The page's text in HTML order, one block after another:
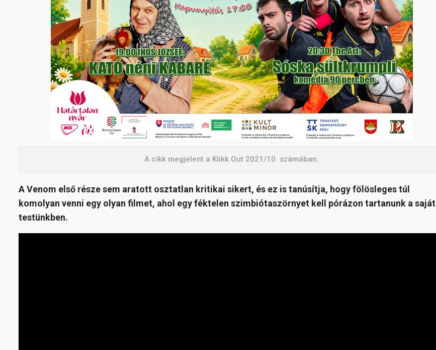
A cikk megjelent a Klikk Out 2021/10. számában.
A Venom első része sem aratott osztatlan kritikai sikert, és ez is tanúsítja, hogy fölösleges túl
komolyan venni egy olyan filmet, ahol egy féktelen szimbiótaszörnyet kell pórázon tartanunk a saját
testünkben.